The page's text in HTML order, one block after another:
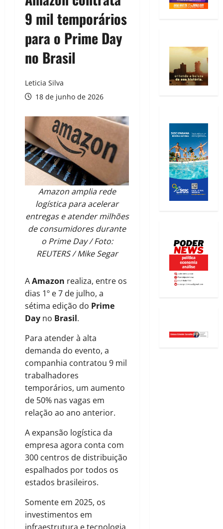
9 mil temporários
para o Prime Day
no Brasil
Leticia Silva
18 de junho de 2026
Amazon amplia rede
logística para acelerar
entregas e atender milhões
de consumidores durante
o Prime Day / Foto:
REUTERS / Mike Segar
AAmazon realiza, entre os
dias 1º e 7 de julho, a
sétima edição do Prime
Day no Brasil.
Para atender à alta
demanda do evento, a
companhia contratou 9 mil
trabalhadores
temporários, um aumento
de 50% nas vagas em
relação ao ano anterior.
A expansão logística da
empresa agora conta com
300 centros de distribuição
espalhados por todos os
estados brasileiros.
Somente em 2025, os
investimentos em